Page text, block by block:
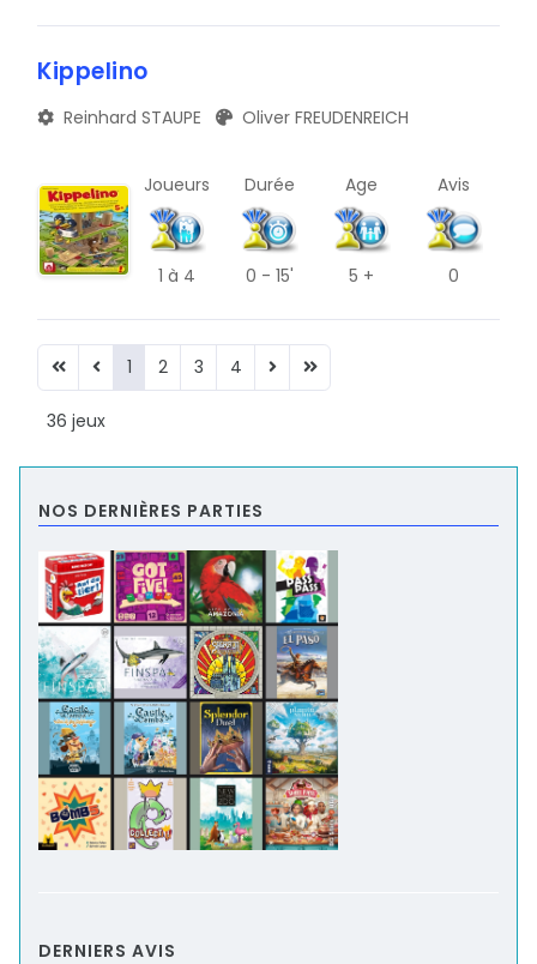
Kippelino
Reinhard STAUPE Oliver FREUDENREICH
Joueurs
1 à 4
Durée
0 - 15'
Age
5 +
Avis
0
1 2 3 4
36 jeux
NOS DERNIÈRES PARTIES
DERNIERS AVIS